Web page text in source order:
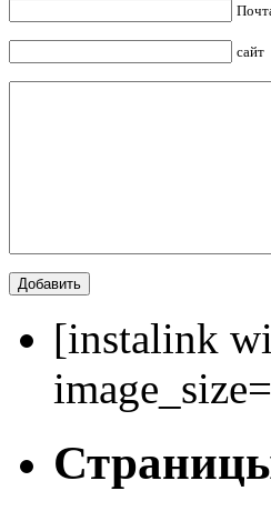
сайт
[instalink